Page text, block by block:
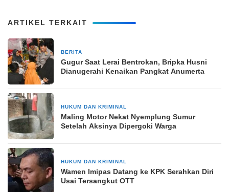
ARTIKEL TERKAIT
BERITA
Gugur Saat Lerai Bentrokan, Bripka Husni
Dianugerahi Kenaikan Pangkat Anumerta
HUKUM DAN KRIMINAL
Maling Motor Nekat Nyemplung Sumur
Setelah Aksinya Dipergoki Warga
HUKUM DAN KRIMINAL
Wamen Imipas Datang ke KPK Serahkan Diri
Usai Tersangkut OTT